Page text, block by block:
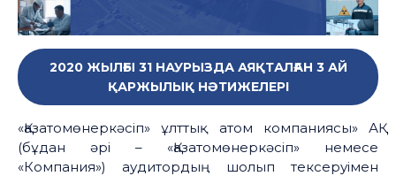
2020 ЖЫЛҒЫ 31 НАУРЫЗДА АЯҚТАЛҒАН 3 АЙ
ҚАРЖЫЛЫҚ НӘТИЖЕЛЕРІ
«Қазатомөнеркәсіп» ұлттық атом компаниясы» АҚ
(бұдан әрі – «Қазатомөнеркәсіп» немесе
«Компания») аудитордың шолып тексеруімен